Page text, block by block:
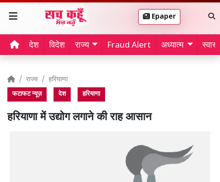
Epaper
देश विदेश राज्य Fraud Alert अध्यात्म
राज्य हरियाणा
फटाफट न्यूज़ देश हरियाणा
हरियाणा में उद्योग लगाने की राह आसान